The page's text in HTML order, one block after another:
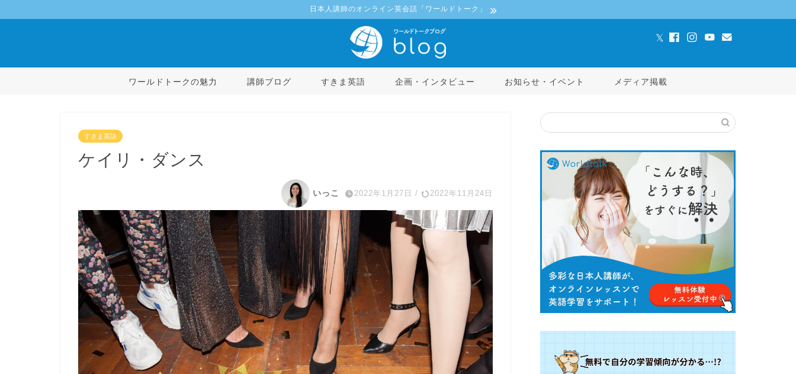
日本人講師のオンライン英会話「ワールドトーク」
ワールドトークの魅力 講師ブログ すきま英語 企画・インタビュー お知らせ・イベント メディア掲載
すきま英語
ケイリ・ダンス
いっこ 2022年1月27日 / 2022年11月24日